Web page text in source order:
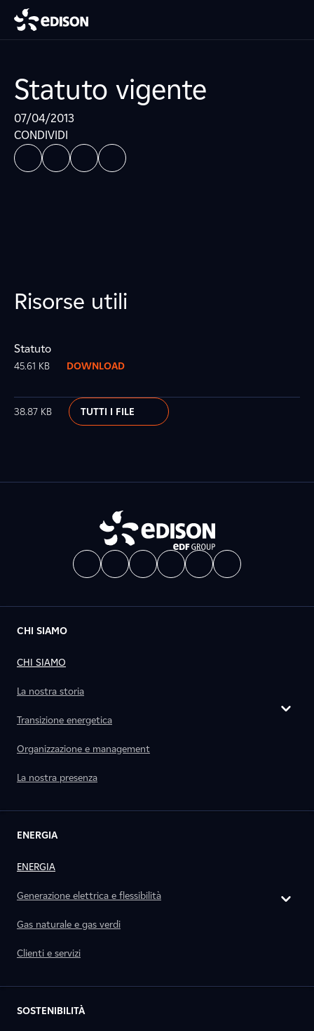
Statuto vigente
07/04/2013
CONDIVIDI
Risorse utili
Statuto
45.61 KB DOWNLOAD
38.87 KB TUTTI I FILE
CHI SIAMO
CHI SIAMO
La nostra storia
Transizione energetica
Organizzazione e management
La nostra presenza
ENERGIA
ENERGIA
Generazione elettrica e flessibilità
Gas naturale e gas verdi
Clienti e servizi
SOSTENIBILITÀ